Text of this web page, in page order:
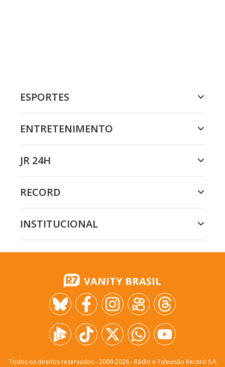
ESPORTES
ENTRETENIMENTO
JR 24H
RECORD
INSTITUCIONAL
VANITY BRASIL
Todos os direitos reservados - 2009-2026- Rádio e Televisão Record S.A